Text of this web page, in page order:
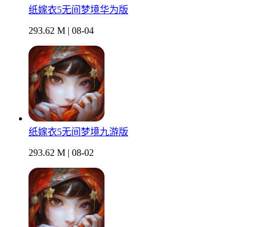
纸嫁衣5无间梦境华为版
293.62 M | 08-04
纸嫁衣5无间梦境九游版
293.62 M | 08-02